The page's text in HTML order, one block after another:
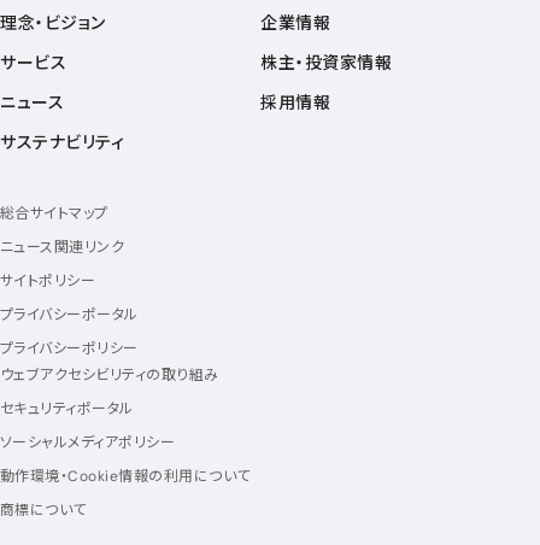
理念・ビジョン
サービス
ニュース
サステナビリティ
企業情報
株主・投資家情報
採用情報
総合サイトマップ
ニュース関連リンク
サイトポリシー
プライバシーポータル
プライバシーポリシー
ウェブアクセシビリティの取り組み
セキュリティポータル
ソーシャルメディアポリシー
動作環境・Cookie情報の利用について
商標について